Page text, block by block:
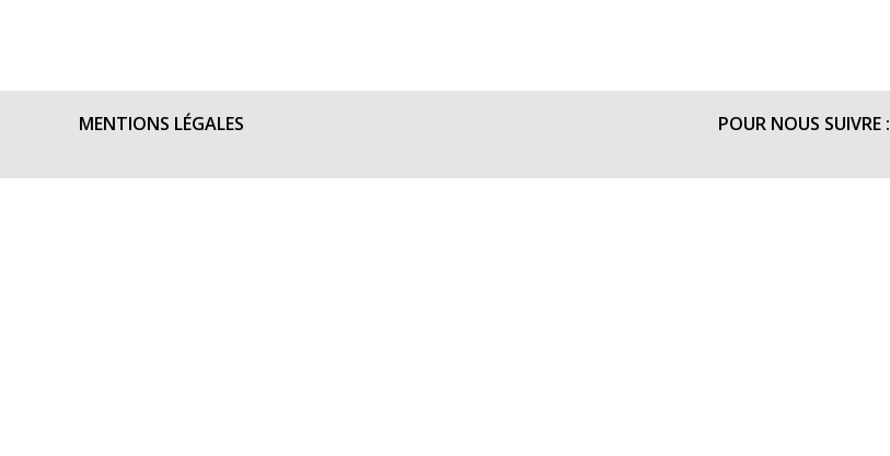
MENTIONS LÉGALES POUR NOUS SUIVRE :